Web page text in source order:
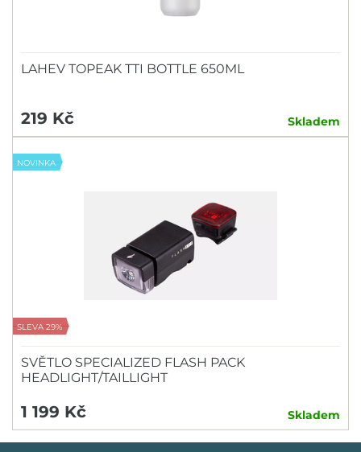
LAHEV TOPEAK TTI BOTTLE 650ML
219 Kč Skladem
NOVINKA
SLEVA 29%
SVĚTLO SPECIALIZED FLASH PACK
HEADLIGHT/TAILLIGHT
1 199 Kč Skladem